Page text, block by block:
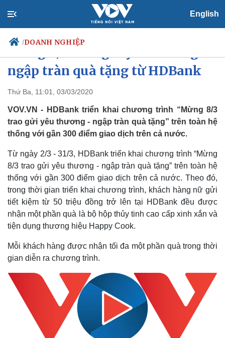
English
/DOANH NGHIỆP
Chính trị
Đảng
Tổ chức nhân sự
Quốc hội
Nhận diện sự thật
Tin 24h
Dự báo thời tiết
Giáo dục
Dấu ấn VOV
Việc làm
Biển đảo
ngập tràn quà tặng từ HDBank
Thứ Ba, 11:01, 03/03/2020
VOV.VN - HDBank triển khai chương trình “Mừng 8/3
trao gửi yêu thương - ngập tràn quà tặng” trên toàn hệ
thống với gần 300 điểm giao dịch trên cả nước.
Từ ngày 2/3 - 31/3, HDBank triển khai chương trình “Mừng
8/3 trao gửi yêu thương - ngập tràn quà tặng” trên toàn hệ
thống với gần 300 điểm giao dịch trên cả nước. Theo đó,
trong thời gian triển khai chương trình, khách hàng nữ gửi
tiết kiệm từ 50 triệu đồng trở lên tại HDBank đều được
nhận một phần quà là bộ hộp thủy tinh cao cấp xinh xắn và
tiện dụng thương hiệu Happy Cook.
Mỗi khách hàng được nhận tối đa một phần quà trong thời
gian diễn ra chương trình.